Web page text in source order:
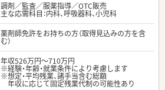
調剤／監査／服薬指導／OTC販売
主な応需科目：内科、呼吸器科、小児科
薬剤師免許をお持ちの方（取得見込みの方を含
む）
年収526万円～710万円
※経験・年齢・就業条件により考慮します
※想定・平均残業、諸手当含む総額
年収に応じて固定残業代制の可能性あり